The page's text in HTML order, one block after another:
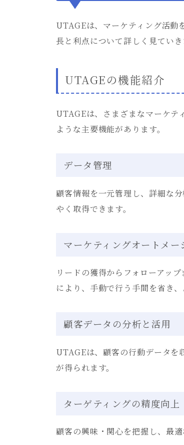
UTAGEは、マーケティング活動
長と利点について詳しく見ていき
UTAGEの機能紹介
UTAGEは、さまざまなマーケテ
ような主要機能があります。
データ管理
顧客情報を一元管理し、詳細な
やく取得できます。
マーケティングオートメー
リードの獲得からフォローアッ
により、手動で行う手間を省き
顧客データの分析と活用
UTAGEは、顧客の行動データを
が得られます。
ターゲティングの精度向上
顧客の興味・関心を把握し、最